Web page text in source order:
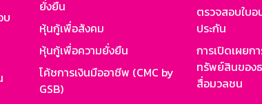
บ
ยั่งยืน
หุ้นกู้เพื่อสังคม
หุ้นกู้เพื่อความยั่งยืน
โค้ชการเงินมืออาชีพ (CMC by
GSB)
ตรวจสอบใบ
ประกัน
การเปิดเผยก
ทรัพย์สินของ
สื่อมวลชน